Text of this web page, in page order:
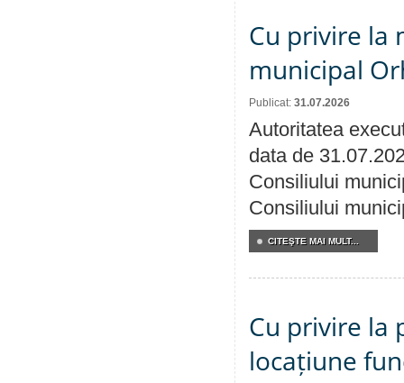
Cu privire la
municipal
Publicat: 31.07.2026
Autoritatea
data de
Consiliului
Consiliului
CITEŞTE MAI MULT...
Cu privire la
locațiune